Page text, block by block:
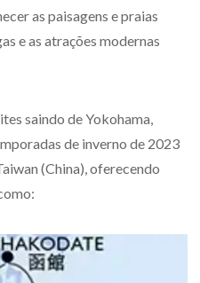
as paisagens e praias
e as atrações modernas
saindo de Yokohama,
de inverno de 2023
(China), oferecendo